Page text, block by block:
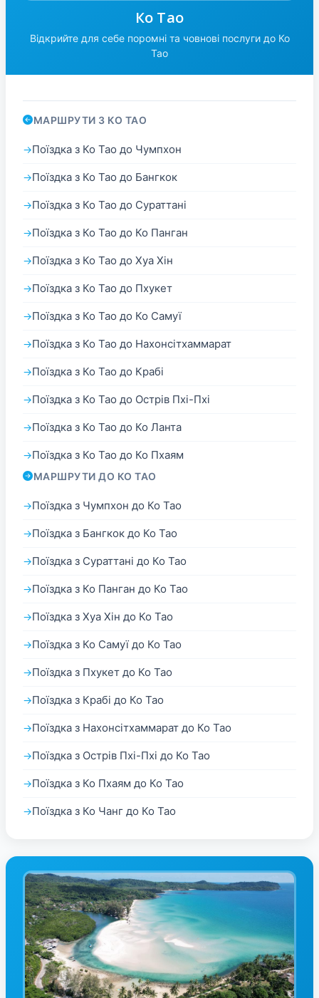
Ко Тао
Відкрийте для себе поромні та човнові послуги до Ко
Тао
МАРШРУТИ З КО ТАО
Поїздка з Ко Тао до Чумпхон
Поїздка з Ко Тао до Бангкок
Поїздка з Ко Тао до Сураттані
Поїздка з Ко Тао до Ко Панган
Поїздка з Ко Тао до Хуа Хін
Поїздка з Ко Тао до Пхукет
Поїздка з Ко Тао до Ко Самуї
Поїздка з Ко Тао до Нахонсітхаммарат
Поїздка з Ко Тао до Крабі
Поїздка з Ко Тао до Острів Пхі-Пхі
Поїздка з Ко Тао до Ко Ланта
Поїздка з Ко Тао до Ко Пхаям
МАРШРУТИ ДО КО ТАО
Поїздка з Чумпхон до Ко Тао
Поїздка з Бангкок до Ко Тао
Поїздка з Сураттані до Ко Тао
Поїздка з Ко Панган до Ко Тао
Поїздка з Хуа Хін до Ко Тао
Поїздка з Ко Самуї до Ко Тао
Поїздка з Пхукет до Ко Тао
Поїздка з Крабі до Ко Тао
Поїздка з Нахонсітхаммарат до Ко Тао
Поїздка з Острів Пхі-Пхі до Ко Тао
Поїздка з Ко Пхаям до Ко Тао
Поїздка з Ко Чанг до Ко Тао